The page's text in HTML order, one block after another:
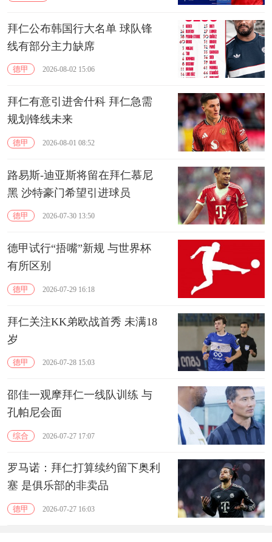
拜仁公布韩国行大名单 球队锋
线有部分主力缺席
德甲 2026-08-02 15:06
拜仁有意引进舍什科 拜仁急需
规划锋线未来
德甲 2026-08-01 08:52
路易斯-迪亚斯将留在拜仁慕尼
黑 沙特豪门希望引进球员
德甲 2026-07-30 13:50
德甲试行“捂嘴”新规 与世界杯
有所区别
德甲 2026-07-29 16:18
拜仁关注KK弟欧战首秀 未满18
岁
德甲 2026-07-28 15:03
邵佳一观摩拜仁一线队训练 与
孔帕尼会面
综合 2026-07-27 17:07
罗马诺：拜仁打算续约留下奥利
塞 是俱乐部的非卖品
德甲 2026-07-27 16:03